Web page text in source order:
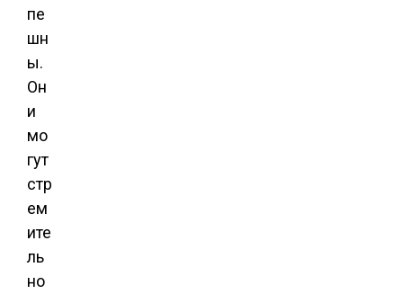
пе
шн
ы.
Он
и
мо
гут
стр
ем
ите
ль
но